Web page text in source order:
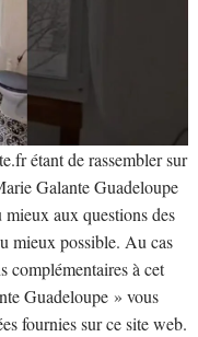
étant de rassembler sur
Galante Guadeloupe
mieux aux questions des
mieux possible. Au cas
complémentaires à cet
Guadeloupe » vous
fournies sur ce site web.